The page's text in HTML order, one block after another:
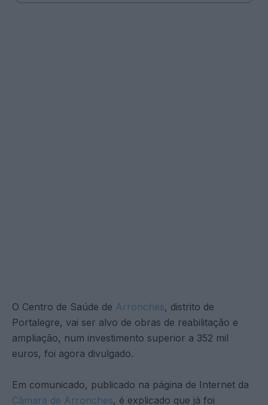
O Centro de Saúde de Arronches, distrito de
Portalegre, vai ser alvo de obras de reabilitação e
ampliação, num investimento superior a 352 mil
euros, foi agora divulgado.
Em comunicado, publicado na página de Internet da
Câmara de Arronches, é explicado que já foi